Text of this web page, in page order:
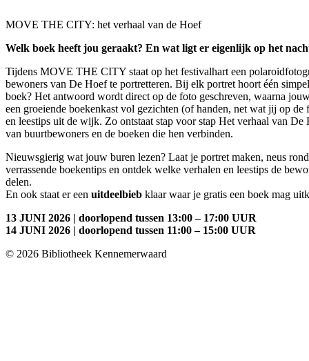
MOVE THE CITY: het verhaal van de Hoef
Welk boek heeft jou geraakt? En wat ligt er eigenlijk op het
Tijdens MOVE THE CITY staat op het festivalhart een
bewoners van De Hoef te portretteren. Bij elk portret hoort één
boek? Het antwoord wordt direct op de foto geschreven, waarna
een groeiende boekenkast vol gezichten (of handen, net wat jij op
en leestips uit de wijk. Zo ontstaat stap voor stap Het verhaal van De
van buurtbewoners en de boeken die hen verbinden.
Nieuwsgierig wat jouw buren lezen? Laat je portret maken, neus rond
verrassende boekentips en ontdek welke verhalen en leestips de
delen.
En ook staat er een uitdeelbieb klaar waar je gratis een boek mag
13 JUNI 2026 | doorlopend tussen 13:00 – 17:00 UUR
14 JUNI 2026 | doorlopend tussen 11:00 – 15:00 UUR
© 2026 Bibliotheek Kennemerwaard